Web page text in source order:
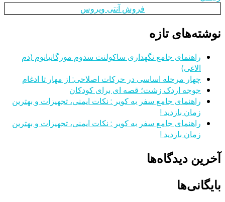
فروش آنتی ویروس
نوشته‌های تازه
راهنمای جامع نگهداری ساکولنت سدوم مورگانیانوم (دم
الاغی)
چهار مرحله اساسی در حرکات اصلاحی: از مهار تا ادغام
جوجه اردک زشت؛ قصه ای برای کودکان
راهنمای جامع سفر به کویر : نکات ایمنی، تجهیزات و بهترین
زمان بازدید !
راهنمای جامع سفر به کویر : نکات ایمنی، تجهیزات و بهترین
زمان بازدید !
آخرین دیدگاه‌ها
بایگانی‌ها